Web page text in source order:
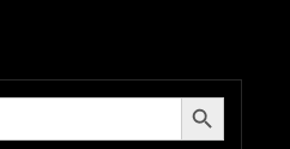
Search Button